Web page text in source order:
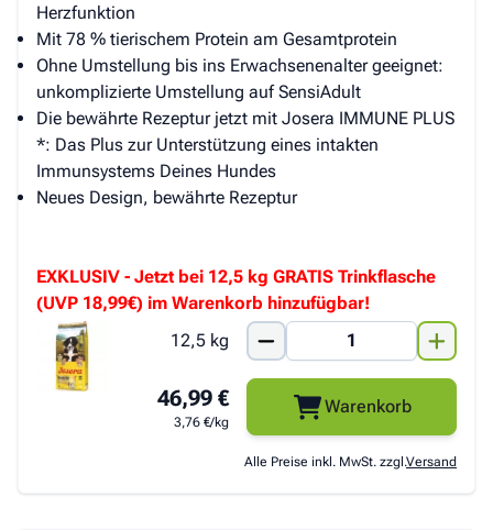
Herzfunktion
Mit 78 % tierischem Protein am Gesamtprotein
Ohne Umstellung bis ins Erwachsenenalter geeignet:
unkomplizierte Umstellung auf SensiAdult
Die bewährte Rezeptur jetzt mit Josera IMMUNE PLUS
*: Das Plus zur Unterstützung eines intakten
Immunsystems Deines Hundes
Neues Design, bewährte Rezeptur
EXKLUSIV - Jetzt bei 12,5 kg GRATIS Trinkflasche
(UVP 18,99€) im Warenkorb hinzufügbar!
12,5 kg
46,99 €
3,76 €/kg
Warenkorb
Alle Preise inkl. MwSt. zzgl.Versand